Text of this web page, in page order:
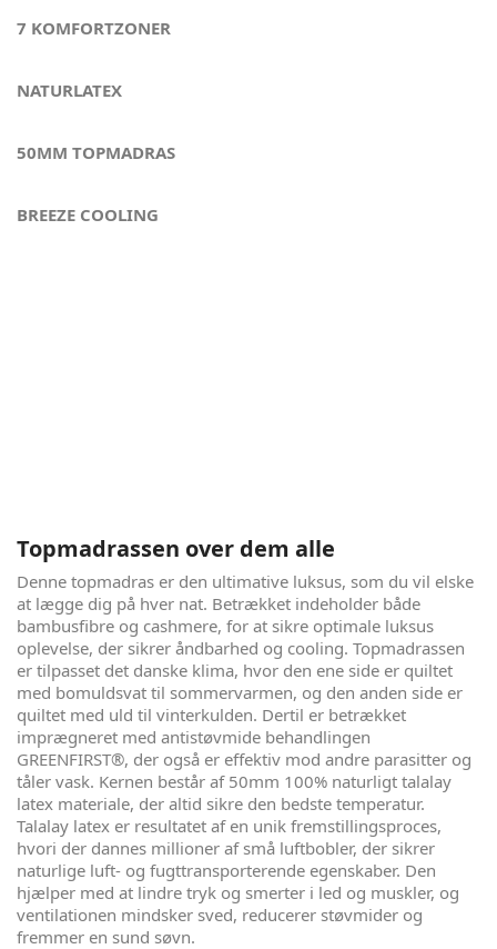
7 KOMFORTZONER
NATURLATEX
50MM TOPMADRAS
BREEZE COOLING
Topmadrassen over dem alle
Denne topmadras er den ultimative luksus, som du vil elske
at lægge dig på hver nat. Betrækket indeholder både
bambusfibre og cashmere, for at sikre optimale luksus
oplevelse, der sikrer åndbarhed og cooling. Topmadrassen
er tilpasset det danske klima, hvor den ene side er quiltet
med bomuldsvat til sommervarmen, og den anden side er
quiltet med uld til vinterkulden. Dertil er betrækket
imprægneret med antistøvmide behandlingen
GREENFIRST®, der også er effektiv mod andre parasitter og
tåler vask. Kernen består af 50mm 100% naturligt talalay
latex materiale, der altid sikre den bedste temperatur.
Talalay latex er resultatet af en unik fremstillingsproces,
hvori der dannes millioner af små luftbobler, der sikrer
naturlige luft- og fugttransporterende egenskaber. Den
hjælper med at lindre tryk og smerter i led og muskler, og
ventilationen mindsker sved, reducerer støvmider og
fremmer en sund søvn.